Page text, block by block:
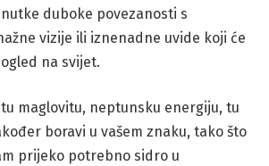
duboke povezanosti s
vizije ili iznenadne uvide koji će
na svijet.
maglovitu, neptunsku energiju, tu
boravi u vašem znaku, tako što
prijeko potrebno sidro u